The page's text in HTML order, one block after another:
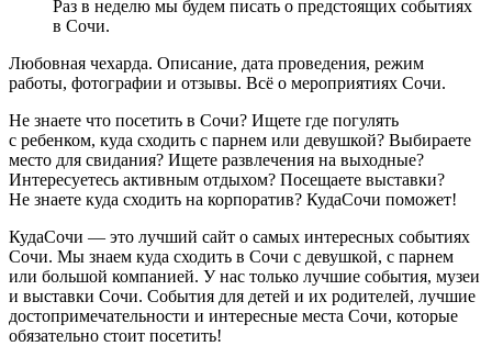
Раз в неделю мы будем писать о предстоящих событиях
в Сочи.
Любовная чехарда. Описание, дата проведения, режим
работы, фотографии и отзывы. Всё о мероприятиях Сочи.
Не знаете что посетить в Сочи? Ищете где погулять
с ребенком, куда сходить с парнем или девушкой? Выбираете
место для свидания? Ищете развлечения на выходные?
Интересуетесь активным отдыхом? Посещаете выставки?
Не знаете куда сходить на корпоратив? КудаСочи поможет!
КудаСочи — это лучший сайт о самых интересных событиях
Сочи. Мы знаем куда сходить в Сочи с девушкой, с парнем
или большой компанией. У нас только лучшие события, музеи
и выставки Сочи. События для детей и их родителей, лучшие
достопримечательности и интересные места Сочи, которые
обязательно стоит посетить!